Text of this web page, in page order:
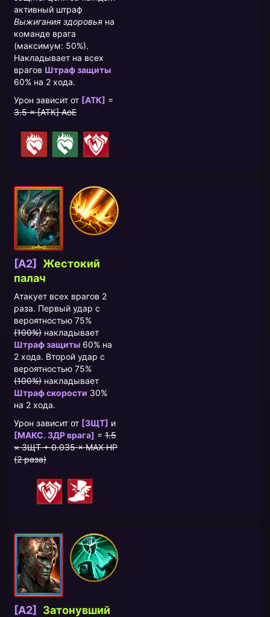
активный штраф
Выжигания здоровья на
команде врага
(максимум: 50%).
Накладывает на всех
врагов Штраф защиты
60% на 2 хода.
Урон зависит от [АТК] =
3.5 × [АТК] AoE
[A2] Жестокий
палач
Атакует всех врагов 2
раза. Первый удар с
вероятностью 75%
(100%) накладывает
Штраф защиты 60% на
2 хода. Второй удар с
вероятностью 75%
(100%) накладывает
Штраф скорости 30%
на 2 хода.
Урон зависит от [ЗЩТ] и
[МАКС. ЗДР врага] = 1.5
× ЗЩТ + 0.035 × MAX HP
(2 раза)
[A2] Затонувший